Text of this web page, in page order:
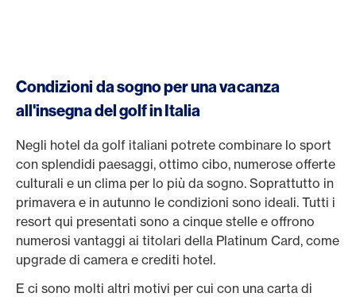
Condizioni da sogno per una vacanza
all'insegna del golf in Italia
Negli hotel da golf italiani potrete combinare lo sport
con splendidi paesaggi, ottimo cibo, numerose offerte
culturali e un clima per lo più da sogno. Soprattutto in
primavera e in autunno le condizioni sono ideali. Tutti i
resort qui presentati sono a cinque stelle e offrono
numerosi vantaggi ai titolari della Platinum Card, come
upgrade di camera e crediti hotel.
E ci sono molti altri motivi per cui con una carta di